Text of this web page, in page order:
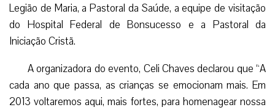
Legião de Maria, a Pastoral da Saúde, a equipe de visitação
do Hospital Federal de Bonsucesso e a Pastoral da
Iniciação Cristã.
A organizadora do evento, Celi Chaves declarou que “A
cada ano que passa, as crianças se emocionam mais. Em
2013 voltaremos aqui, mais fortes, para homenagear nossa